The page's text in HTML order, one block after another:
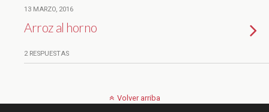
13 MARZO, 2016
Arroz al horno
2 RESPUESTAS
Volver arriba